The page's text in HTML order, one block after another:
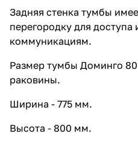
60 белый
7 362 ₽ x 1 шт
Задняя стенка тумбы
перегородку для доступа
коммуникациям.
Размер тумбы Доминго
раковины.
Ширина - 775 мм.
Высота - 800 мм.